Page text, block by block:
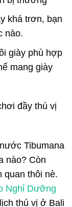
khá trơn, bạn
nào.
giày phù hợp
mang giày
đầy thú vị
Tibumana
nào? Còn
quan thôi nè.
Nghỉ Dưỡng
thú vị ở Bali